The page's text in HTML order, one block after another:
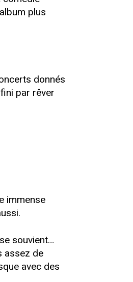
plus
donnés
par rêver
immense
souvient…
assez de
avec des